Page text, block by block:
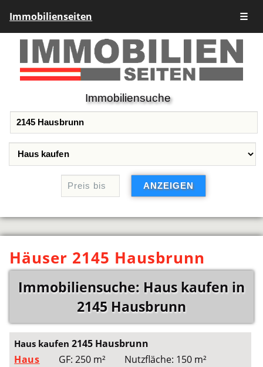
Immobilienseiten ☰
Immobiliensuche
Häuser 2145 Hausbrunn
Immobiliensuche: Haus kaufen in
2145 Hausbrunn
Haus kaufen2145 Hausbrunn
Haus
GF: 250 m²
Nutzfläche: 150 m²